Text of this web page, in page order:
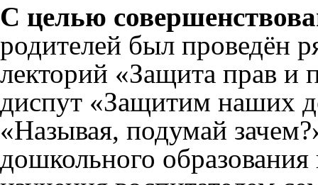
С целью
родителей был проведён
лекторий «Защита прав и
диспут «Защитим наших
«Называя, подумай
дошкольного